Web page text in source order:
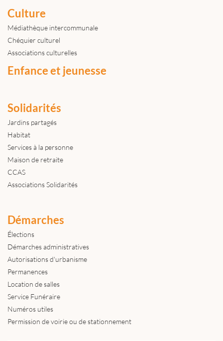
Culture
Médiathèque intercommunale
Chéquier culturel
Associations culturelles
Enfance et jeunesse
Solidarités
Jardins partagés
Habitat
Services à la personne
Maison de retraite
CCAS
Associations Solidarités
Démarches
Élections
Démarches administratives
Autorisations d'urbanisme
Permanences
Location de salles
Service Funéraire
Numéros utiles
Permission de voirie ou de stationnement